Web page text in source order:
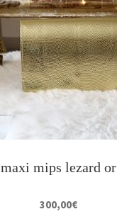
maxi mips lezard or
300,00€